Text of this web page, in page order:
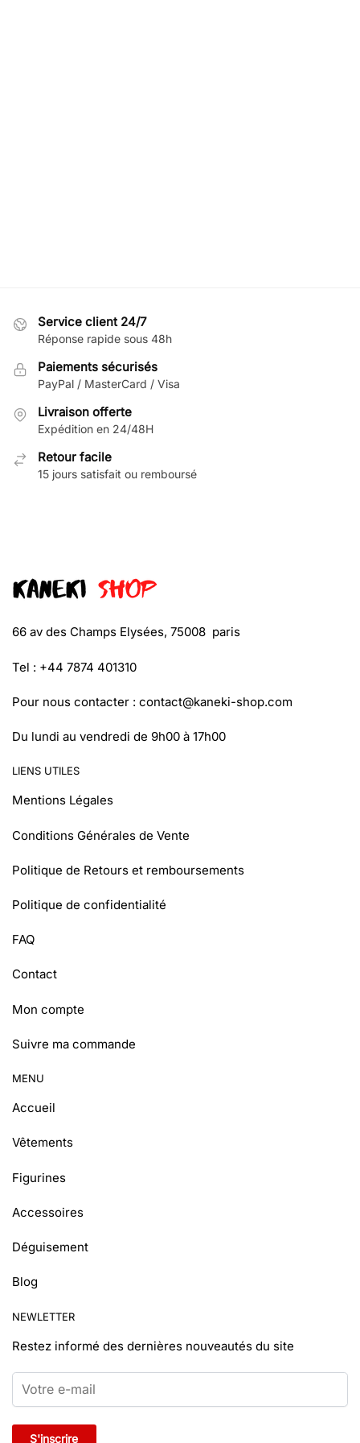
Service client 24/7
Réponse rapide sous 48h
Paiements sécurisés
PayPal / MasterCard / Visa
Livraison offerte
Expédition en 24/48H
Retour facile
15 jours satisfait ou remboursé
66 av des Champs Elysées, 75008 paris
Tel : +44 7874 401310
Pour nous contacter : contact@kaneki-shop.com
Du lundi au vendredi de 9h00 à 17h00
LIENS UTILES
Mentions Légales
Conditions Générales de Vente
Politique de Retours et remboursements
Politique de confidentialité
FAQ
Contact
Mon compte
Suivre ma commande
MENU
Accueil
Vêtements
Figurines
Accessoires
Déguisement
Blog
NEWLETTER
Restez informé des dernières nouveautés du site